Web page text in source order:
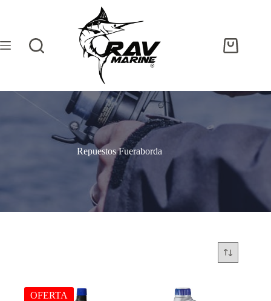
Repuestos Fueraborda
OFERTA